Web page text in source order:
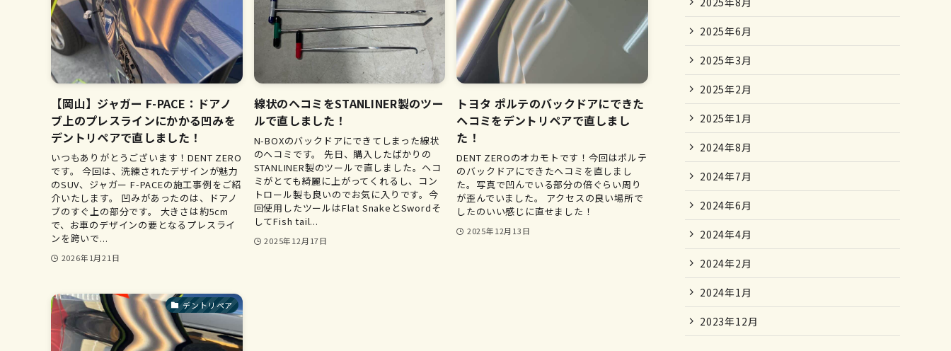
【岡山】ジャガー F-PACE：ドアノ
ブ上のプレスラインにかかる凹みを
デントリペアで直しました！
いつもありがとうございます！DENT ZERO
です。 今回は、洗練されたデザインが魅力
のSUV、ジャガー F-PACEの施工事例をご紹
介いたします。 凹みがあったのは、ドアノ
ブのすぐ上の部分です。 大きさは約5cm
で、お車のデザインの要となるプレスライ
ンを跨いで...
2026年1月21日
線状のヘコミをSTANLINER製のツー
ルで直しました！
N-BOXのバックドアにできてしまった線状
のヘコミです。 先日、購入したばかりの
STANLINER製のツールで直しました。ヘコ
ミがとても綺麗に上がってくれるし、コン
トロール製も良いのでお気に入りです。今
回使用したツールはFlat SnakeとSwordそ
してFish tail...
2025年12月17日
トヨタ ポルテのバックドアにできた
ヘコミをデントリペアで直しまし
た！
DENT ZEROのオカモトです！今回はポルテ
のバックドアにできたヘコミを直しまし
た。写真で凹んでいる部分の倍ぐらい周り
が歪んでいました。 アクセスの良い場所で
したのいい感じに直せました！
2025年12月13日
デントリペア
2025年6月
2025年3月
2025年2月
2025年1月
2024年8月
2024年7月
2024年6月
2024年4月
2024年2月
2024年1月
2023年12月